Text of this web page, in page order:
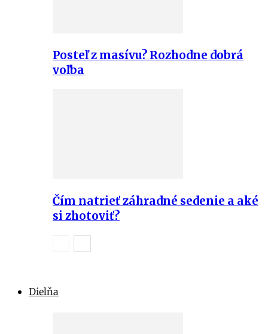
Posteľ z masívu? Rozhodne dobrá
voľba
Čím natrieť záhradné sedenie a aké
si zhotoviť?
Dielňa